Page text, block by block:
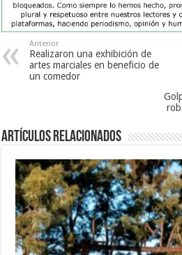
Anterior
Realizaron una exhibición de
artes marciales en beneficio de
un comedor
Artículos Relacionados